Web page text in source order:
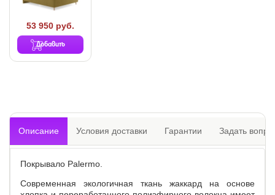
53 950 руб.
Добавить
Описание Условия доставки Гарантии Задать
Покрывало Palermo.
Современная экологичная ткань жаккард на основе